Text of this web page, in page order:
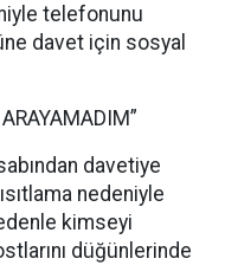
telefonunu
davet için sosyal
davetiye
nedeniyle
kimseyi
düğünlerinde